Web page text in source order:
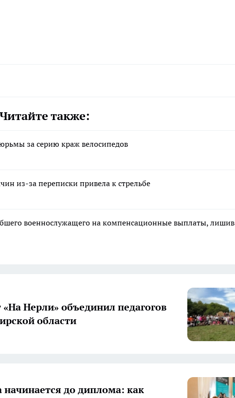
Читайте также:
за серию краж велосипедов
из-за переписки привела к стрельбе
военнослужащего на компенсационные выплаты, лишив
«На Нерли» объединил педагогов
области
начинается до диплома: как